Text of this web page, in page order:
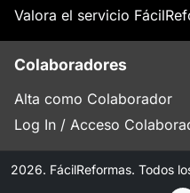
Valora el servicio
Colaboradores
Alta como Colaborador
Log In / Acceso
2026. FácilReformas. Todos